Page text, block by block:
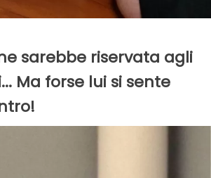
sarebbe riservata agli
Ma forse lui si sente